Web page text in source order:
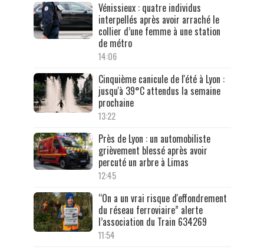
Vénissieux : quatre individus
interpellés après avoir arraché le
collier d’une femme à une station
de métro
14:06
Cinquième canicule de l'été à Lyon :
jusqu'à 39°C attendus la semaine
prochaine
13:22
Près de Lyon : un automobiliste
grièvement blessé après avoir
percuté un arbre à Limas
12:45
“On a un vrai risque d'effondrement
du réseau ferroviaire” alerte
l’association du Train 634269
11:54